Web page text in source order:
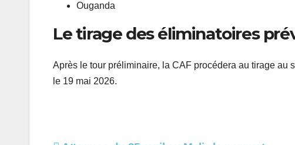
Ouganda
Le tirage des éliminatoires
Après le tour préliminaire, la CAF procédera au tirage au
le 19 mai 2026.